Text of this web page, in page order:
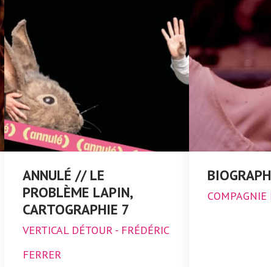
ANNULÉ // LE
PROBLÈME LAPIN,
CARTOGRAPHIE 7
VERTICAL DÉTOUR - FRÉDÉRIC
FERRER
COMPAGNIE